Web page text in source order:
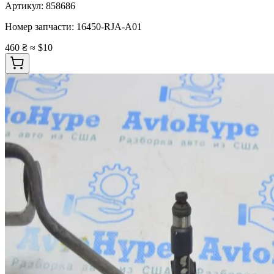
Артикул: 858686
Номер запчасти: 16450-RJA-A01
460 ₴ ≈ $10